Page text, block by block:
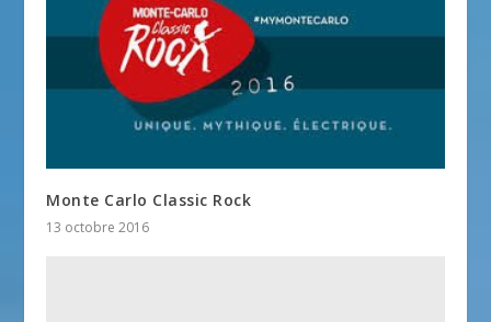
Monte Carlo Classic Rock
13 octobre 2016